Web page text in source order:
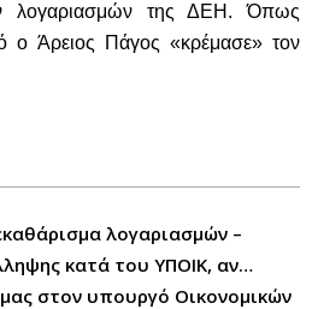
λογαριασμών της ΔΕΗ. Όπως
ο Άρειος Πάγος «κρέμασε» τον
λογαριασμών –
κατά του ΥΠΟΙΚ, αν…
στον υπουργό Οικονομικών